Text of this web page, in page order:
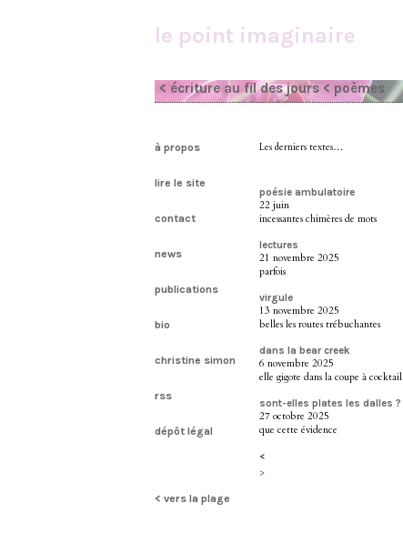
le point imaginaire
< écriture au fil des jours < poèmes
à propos
lire le site
contact
news
publications
bio
christine simon
rss
dépôt légal
< vers la plage
Les derniers textes…
poésie ambulatoire
22 juin
incessantes chimères de mots
lectures
21 novembre 2025
parfois
virgule
13 novembre 2025
belles les routes trébuchantes
dans la bear creek
6 novembre 2025
elle gigote dans la coupe à cocktail
sont-elles plates les dalles ?
27 octobre 2025
que cette évidence
<
>